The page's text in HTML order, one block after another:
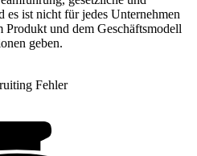
ist nicht für jedes Unternehmen
Produkt und dem Geschäftsmodell
geben.